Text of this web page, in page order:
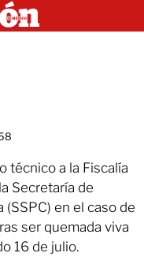
técnico a la Fiscalía
Secretaría de
en el caso de
ser quemada viva
16 de julio.